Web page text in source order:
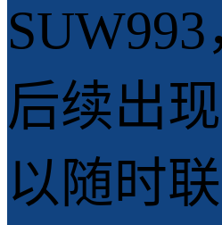
后续出
以随时